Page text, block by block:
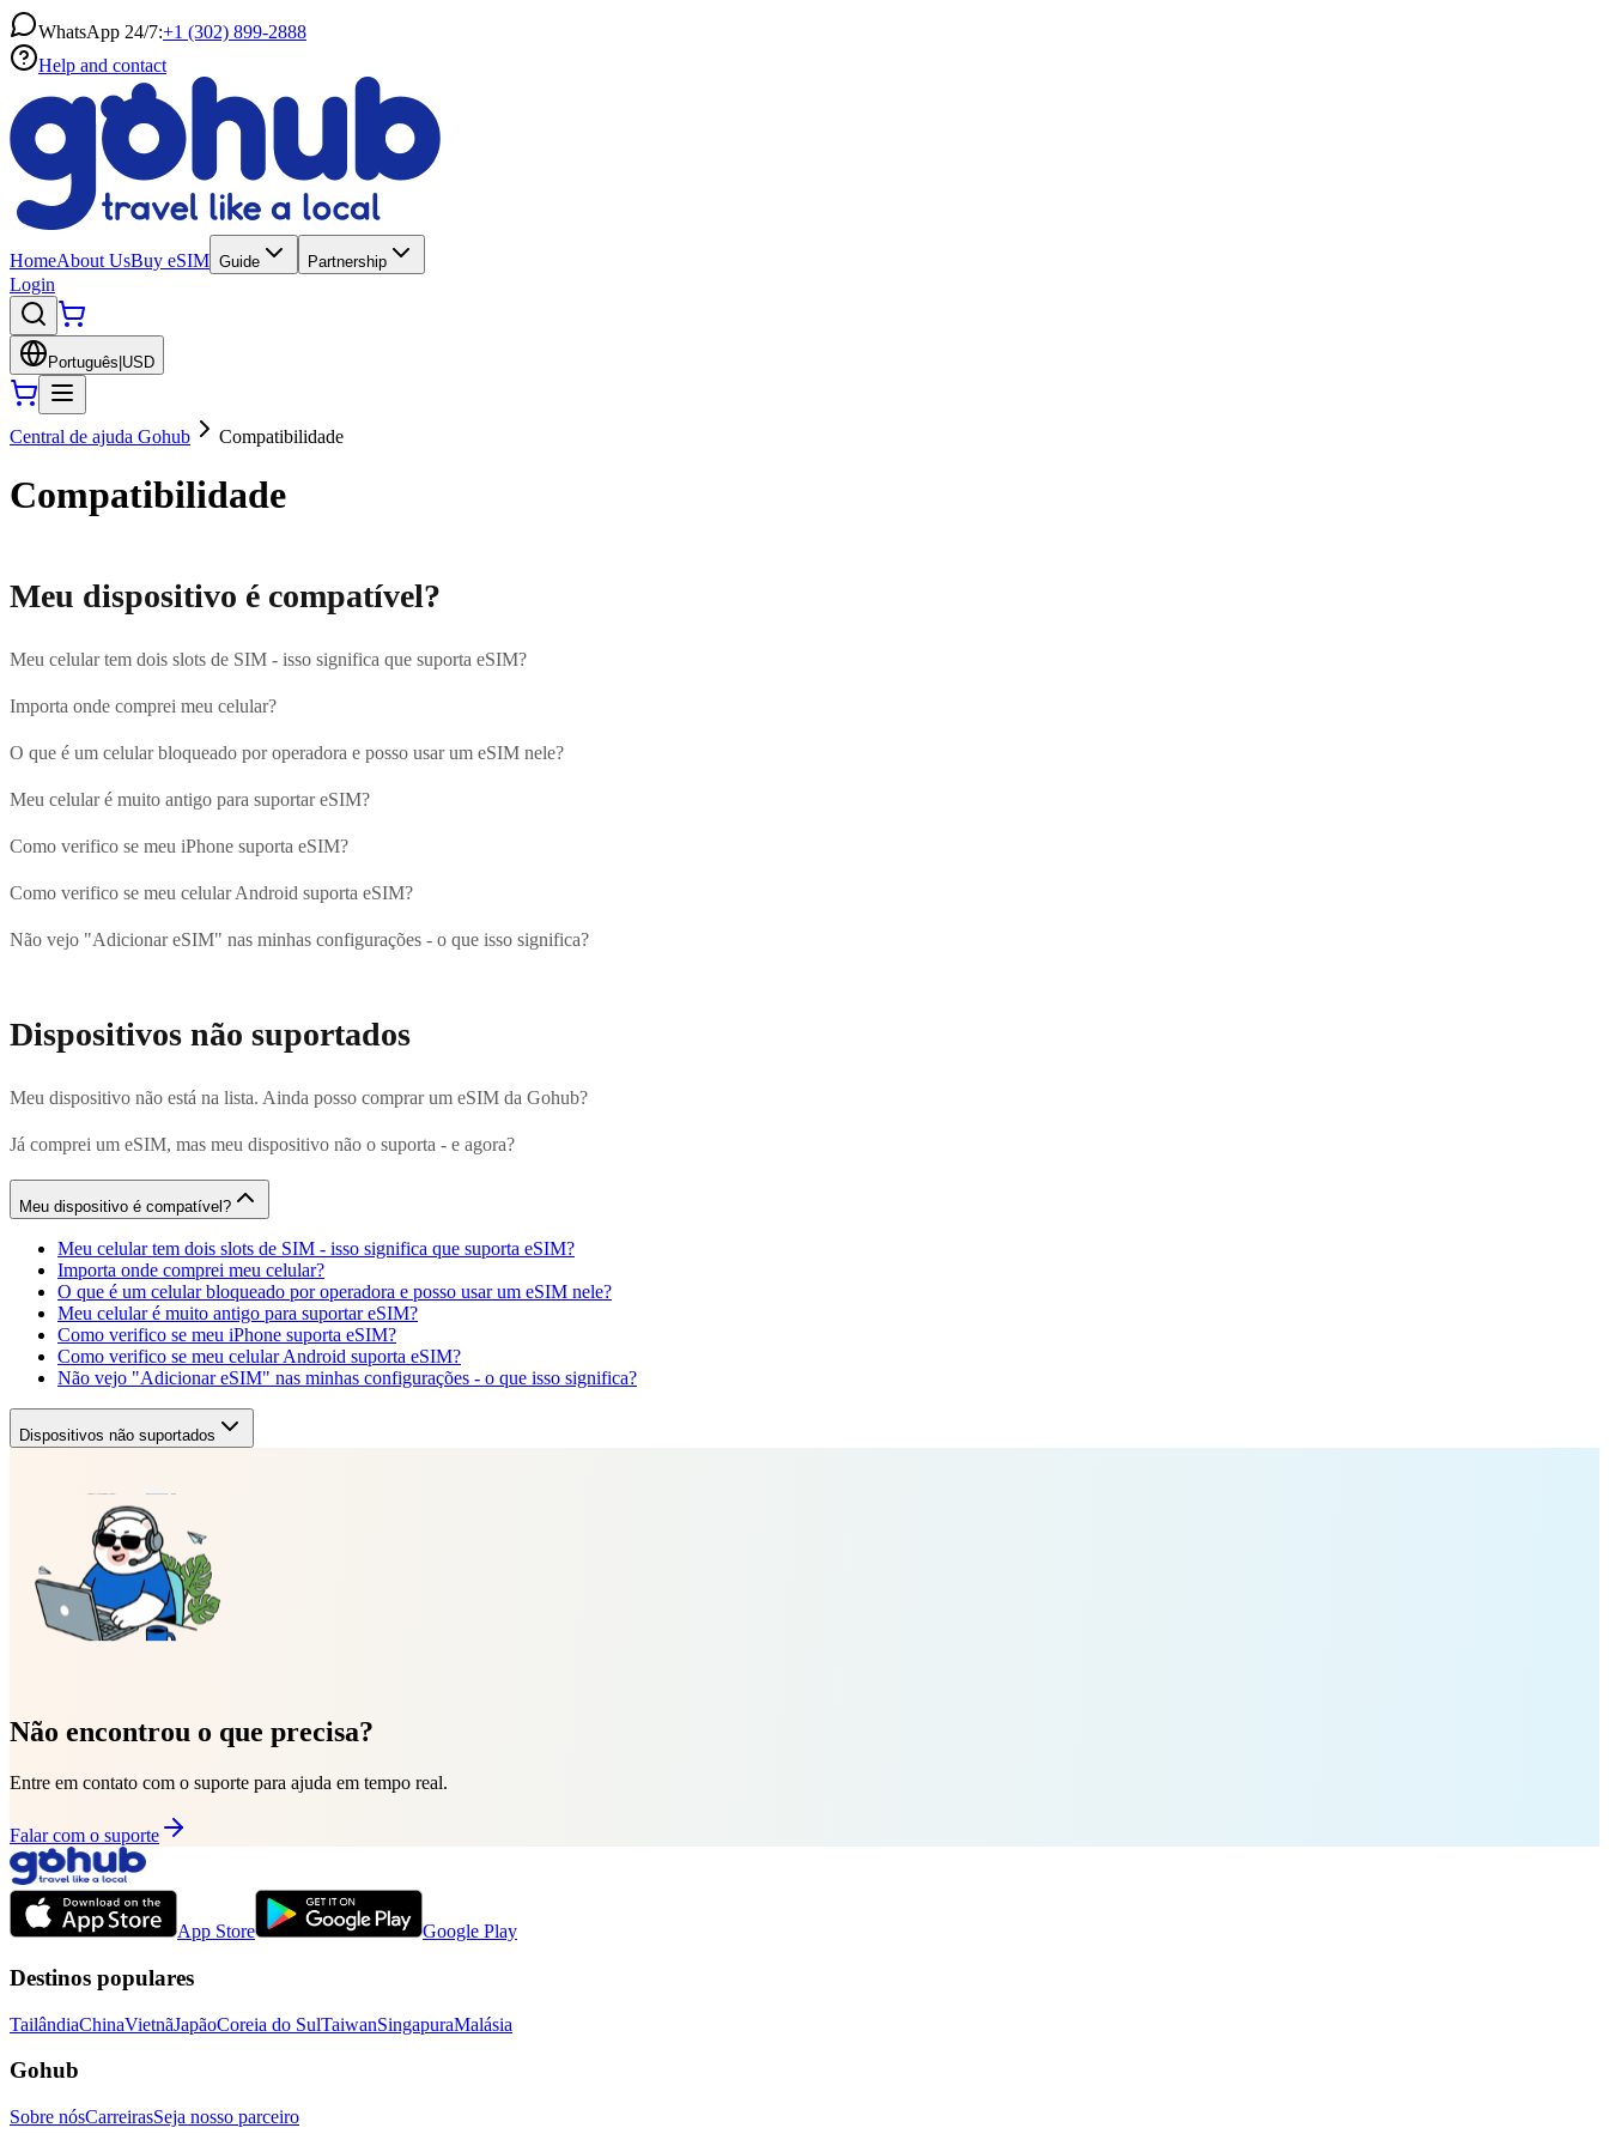
WhatsApp 24/7:+1 (302) 899-2888
Help and contact
HomeAbout UsBuy eSIM Guide Partnership
Login
Português USD
Central de ajuda Gohub Compatibilidade
Compatibilidade
Meu dispositivo é compatível?
Meu celular tem dois slots de SIM - isso significa que suporta eSIM?
Importa onde comprei meu celular?
O que é um celular bloqueado por operadora e posso usar um eSIM nele?
Meu celular é muito antigo para suportar eSIM?
Como verifico se meu iPhone suporta eSIM?
Como verifico se meu celular Android suporta eSIM?
Não vejo "Adicionar eSIM" nas minhas configurações - o que isso significa?
Dispositivos não suportados
Meu dispositivo não está na lista. Ainda posso comprar um eSIM da Gohub?
Já comprei um eSIM, mas meu dispositivo não o suporta - e agora?
Meu dispositivo é compatível?
Meu celular tem dois slots de SIM - isso significa que suporta eSIM?
Importa onde comprei meu celular?
O que é um celular bloqueado por operadora e posso usar um eSIM nele?
Meu celular é muito antigo para suportar eSIM?
Como verifico se meu iPhone suporta eSIM?
Como verifico se meu celular Android suporta eSIM?
Não vejo "Adicionar eSIM" nas minhas configurações - o que isso significa?
Dispositivos não suportados
Não encontrou o que precisa?
Entre em contato com o suporte para ajuda em tempo real.
Falar com o suporte
App Store Google Play
Destinos populares
TailândiaChinaVietnãJapãoCoreia do SulTaiwanSingapuraMalásia
Gohub
Sobre nósCarreirasSeja nosso parceiro